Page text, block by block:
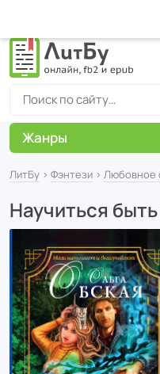
ЛитБу › Фэнтези › Любовное
Научиться
Жанры